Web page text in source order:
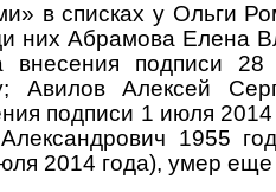
в списках у Ольги
них Абрамова Елена
внесения подписи
Авилов Алексей
подписи 1 июля
1955
2014 года), умер